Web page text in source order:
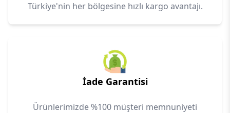
Türkiye'nin her bölgesine hızlı kargo avantajı.
İade Garantisi
Ürünlerimizde %100 müşteri memnuniyeti